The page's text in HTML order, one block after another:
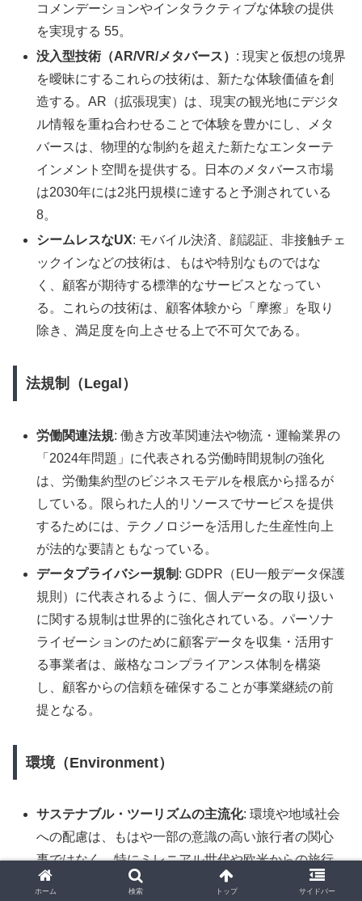
コメンデーションやインタラクティブな体験の提供
を実現する 55。
没入型技術（AR/VR/メタバース） : 現実と仮想の境界
を曖昧にするこれらの技術は、新たな体験価値を創
造する。AR（拡張現実）は、現実の観光地にデジタ
ル情報を重ね合わせることで体験を豊かにし、メタ
バースは、物理的な制約を超えた新たなエンターテ
インメント空間を提供する。日本のメタバース市場
は2030年には2兆円規模に達すると予測されている
8。
シームレスなUX: モバイル決済、顔認証、非接触チェ
ックインなどの技術は、もはや特別なものではな
く、顧客が期待する標準的なサービスとなってい
る。これらの技術は、顧客体験から「摩擦」を取り
除き、満足度を向上させる上で不可欠である。
法規制（Legal）
労働関連法規: 働き方改革関連法や物流・運輸業界の
「2024年問題」に代表される労働時間規制の強化
は、労働集約型のビジネスモデルを根底から揺るが
している。限られた人的リソースでサービスを提供
するためには、テクノロジーを活用した生産性向上
が法的な要請ともなっている。
データプライバシー規制 : GDPR（EU一般データ保護
規則）に代表されるように、個人データの取り扱い
に関する規制は世界的に強化されている。パーソナ
ライゼーションのために顧客データを収集・活用す
る事業者は、厳格なコンプライアンス体制を構築
し、顧客からの信頼を確保することが事業継続の前
提となる。
環境（Environment）
サステナブル・ツーリズムの主流化: 環境や地域社会
への配慮は、もはや一部の意識の高い旅行者の関心
事ではなく、特にミレニアル世代や欧米からの旅行
者にとっては、旅行先やサービスを選択する上での
ホーム 検索 トップ サイドバー